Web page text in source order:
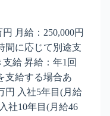
月給：250,000円
間に応じて別途支
給 昇給：年1回
支給する場合あ
円 入社5年目(月給
社10年目(月給46